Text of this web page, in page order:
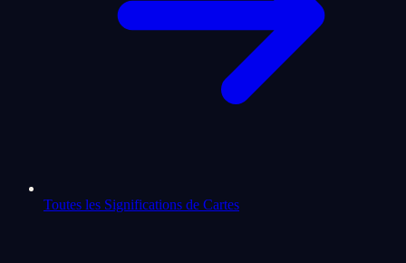
Toutes les Significations de Cartes